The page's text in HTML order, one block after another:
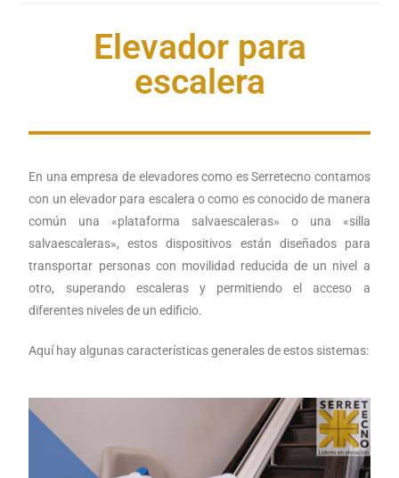
Elevador para
escalera
En una empresa de elevadores como es Serretecno contamos
con un elevador para escalera o como es conocido de manera
común una «plataforma salvaescaleras» o una «silla
salvaescaleras», estos dispositivos están diseñados para
transportar personas con movilidad reducida de un nivel a
otro, superando escaleras y permitiendo el acceso a
diferentes niveles de un edificio.
Aquí hay algunas características generales de estos sistemas: